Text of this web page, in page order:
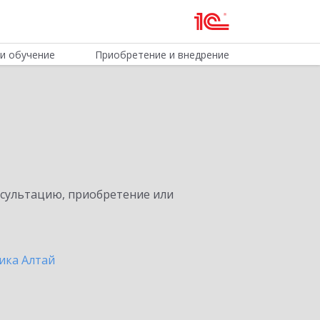
обучение Приобретение и внедрение
приобретение или
Алтай